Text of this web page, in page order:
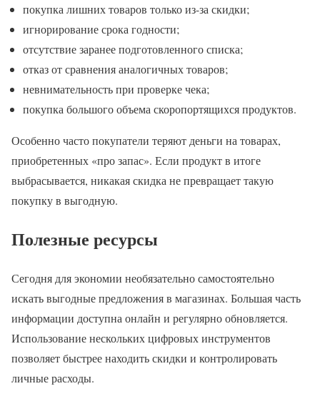
покупка лишних товаров только из-за скидки;
игнорирование срока годности;
отсутствие заранее подготовленного списка;
отказ от сравнения аналогичных товаров;
невнимательность при проверке чека;
покупка большого объема скоропортящихся продуктов.
Особенно часто покупатели теряют деньги на товарах,
приобретенных «про запас». Если продукт в итоге
выбрасывается, никакая скидка не превращает такую
покупку в выгодную.
Полезные ресурсы
Сегодня для экономии необязательно самостоятельно
искать выгодные предложения в магазинах. Большая часть
информации доступна онлайн и регулярно обновляется.
Использование нескольких цифровых инструментов
позволяет быстрее находить скидки и контролировать
личные расходы.